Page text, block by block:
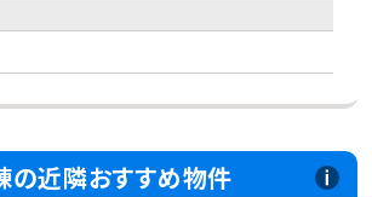
の近隣おすすめ物件